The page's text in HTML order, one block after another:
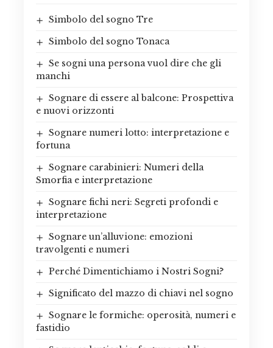
Simbolo del sogno Tre
Simbolo del sogno Tonaca
Se sogni una persona vuol dire che gli
manchi
Sognare di essere al balcone: Prospettiva
e nuovi orizzonti
Sognare numeri lotto: interpretazione e
fortuna
Sognare carabinieri: Numeri della
Smorfia e interpretazione
Sognare fichi neri: Segreti profondi e
interpretazione
Sognare un’alluvione: emozioni
travolgenti e numeri
Perché Dimentichiamo i Nostri Sogni?
Significato del mazzo di chiavi nel sogno
Sognare le formiche: operosità, numeri e
fastidio